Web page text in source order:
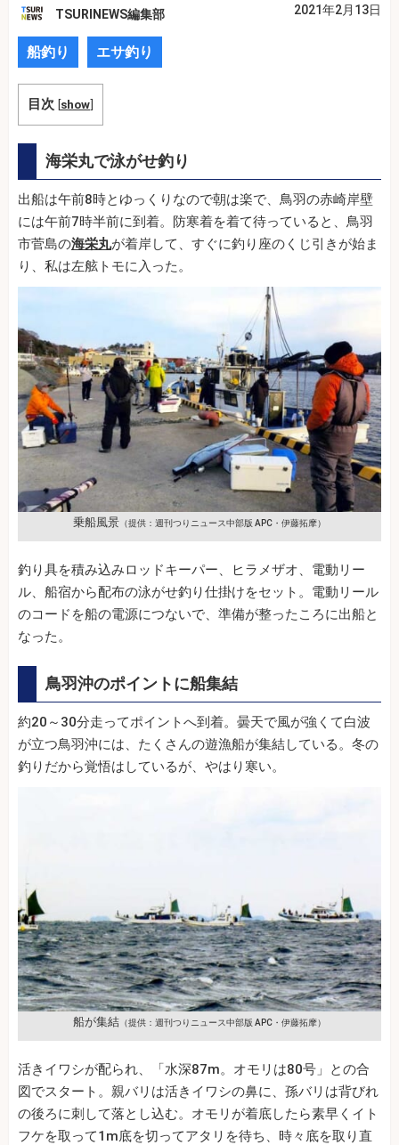
TSURINEWS編集部 2021年2月13日
船釣り エサ釣り
目次 [show]
海栄丸で泳がせ釣り
出船は午前8時とゆっくりなので朝は楽で、鳥羽の赤崎岸壁
には午前7時半前に到着。防寒着を着て待っていると、鳥羽
市菅島の海栄丸が着岸して、すぐに釣り座のくじ引きが始ま
り、私は左舷トモに入った。
乗船風景 （提供：週刊つりニュース中部版 APC・伊藤拓摩）
釣り具を積み込みロッドキーパー、ヒラメザオ、電動リー
ル、船宿から配布の泳がせ釣り仕掛けをセット。電動リール
のコードを船の電源につないで、準備が整ったころに出船と
なった。
鳥羽沖のポイントに船集結
約20～30分走ってポイントへ到着。曇天で風が強くて白波
が立つ鳥羽沖には、たくさんの遊漁船が集結している。冬の
釣りだから覚悟はしているが、やはり寒い。
船が集結 （提供：週刊つりニュース中部版 APC・伊藤拓摩）
活きイワシが配られ、「水深87m。オモリは80号」との合
図でスタート。親バリは活きイワシの鼻に、孫バリは背びれ
の後ろに刺して落とし込む。オモリが着底したら素早くイト
フケを取って1m底を切ってアタリを待ち、時々底を取り直